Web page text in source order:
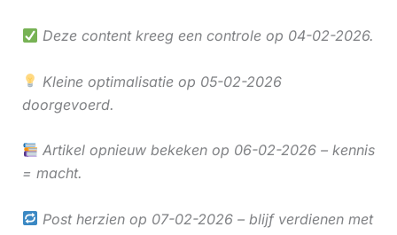
Deze content kreeg een controle op 04-02-2026.
Kleine optimalisatie op 05-02-2026
doorgevoerd.
Artikel opnieuw bekeken op 06-02-2026 – kennis
= macht.
Post herzien op 07-02-2026 – blijf verdienen met